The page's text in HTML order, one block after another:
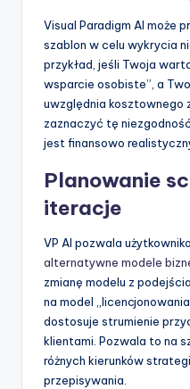
Visual Paradigm AI może
szablon w celu wykrycia
przykład, jeśli Twoja
wsparcie osobiste”, a
uwzględnia kosztownego
zaznaczyć tę
jest finansowo
Planowanie
iteracje
VP AI pozwala
alternatywne modele
zmianę modelu z
na model
dostosuje strumienie
klientami. Pozwala to na
różnych kierunków
przepisywania.